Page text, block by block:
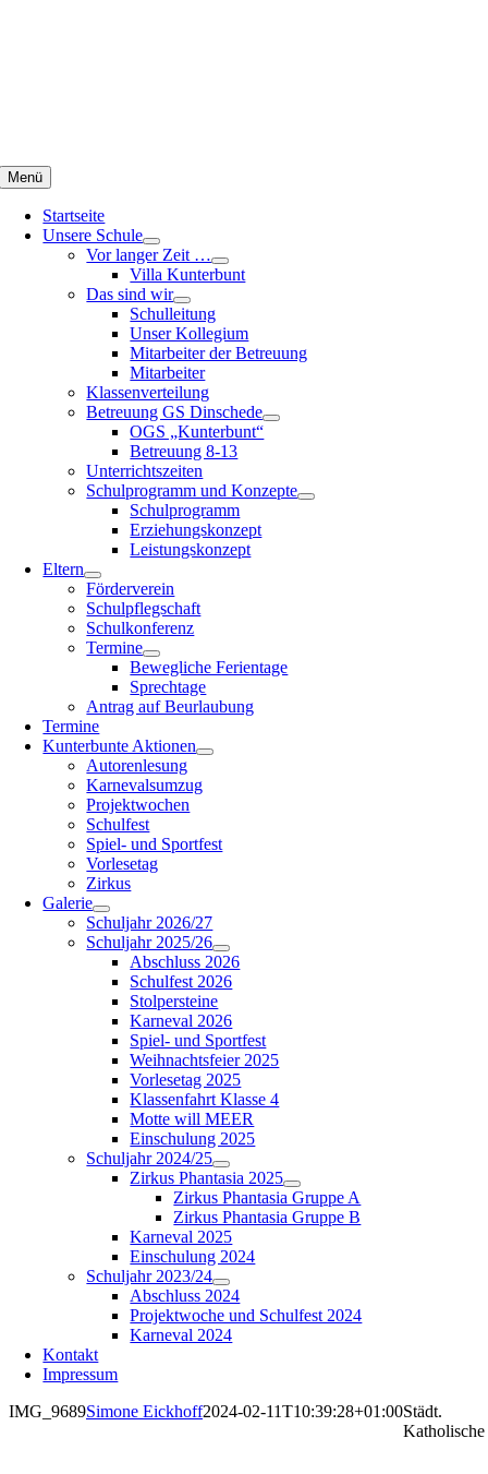
Menü
Startseite
Unsere Schule
Vor langer Zeit …
Villa Kunterbunt
Das sind wir
Schulleitung
Unser Kollegium
Mitarbeiter der Betreuung
Mitarbeiter
Klassenverteilung
Betreuung GS Dinschede
OGS „Kunterbunt“
Betreuung 8-13
Unterrichtszeiten
Schulprogramm und Konzepte
Schulprogramm
Erziehungskonzept
Leistungskonzept
Eltern
Förderverein
Schulpflegschaft
Schulkonferenz
Termine
Bewegliche Ferientage
Sprechtage
Antrag auf Beurlaubung
Termine
Kunterbunte Aktionen
Autorenlesung
Karnevalsumzug
Projektwochen
Schulfest
Spiel- und Sportfest
Vorlesetag
Zirkus
Galerie
Schuljahr 2026/27
Schuljahr 2025/26
Abschluss 2026
Schulfest 2026
Stolpersteine
Karneval 2026
Spiel- und Sportfest
Weihnachtsfeier 2025
Vorlesetag 2025
Klassenfahrt Klasse 4
Motte will MEER
Einschulung 2025
Schuljahr 2024/25
Zirkus Phantasia 2025
Zirkus Phantasia Gruppe A
Zirkus Phantasia Gruppe B
Karneval 2025
Einschulung 2024
Schuljahr 2023/24
Abschluss 2024
Projektwoche und Schulfest 2024
Karneval 2024
Kontakt
Impressum
IMG_9689Simone Eickhoff2024-02-11T10:39:28+01:00Städt.
Katholische